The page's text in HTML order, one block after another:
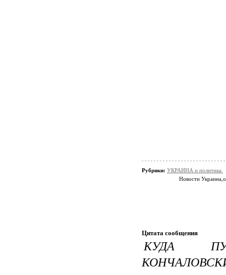
Рубрики: УКРАИНА и политика.
Новости
Цитата сообщения
КУДА